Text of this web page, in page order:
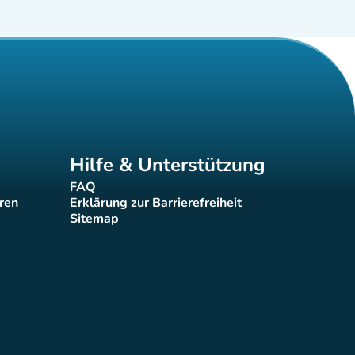
Hilfe & Unterstützung
FAQ(new tab)
Erklärung zur Barrierefreiheit
(new tab)
Sitemap(new tab)